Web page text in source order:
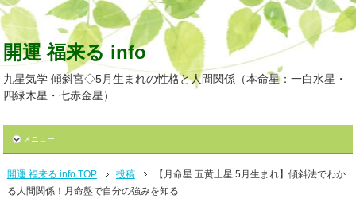
開運 福来る info
九星気学 傾斜宮◇5月生まれの性格と人間関係（本命星：一白水星・
四緑木星・七赤金星）
メニュー
開運 福来る info TOP 投稿
【月命星 五黄土星 5月生まれ】傾斜法でわか
る人間関係！月命盤で自分の強みを知る